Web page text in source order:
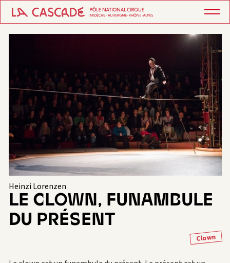
Heinzi Lorenzen
LE CLOWN, FUNAMBULE
DU PRÉSENT
Clown